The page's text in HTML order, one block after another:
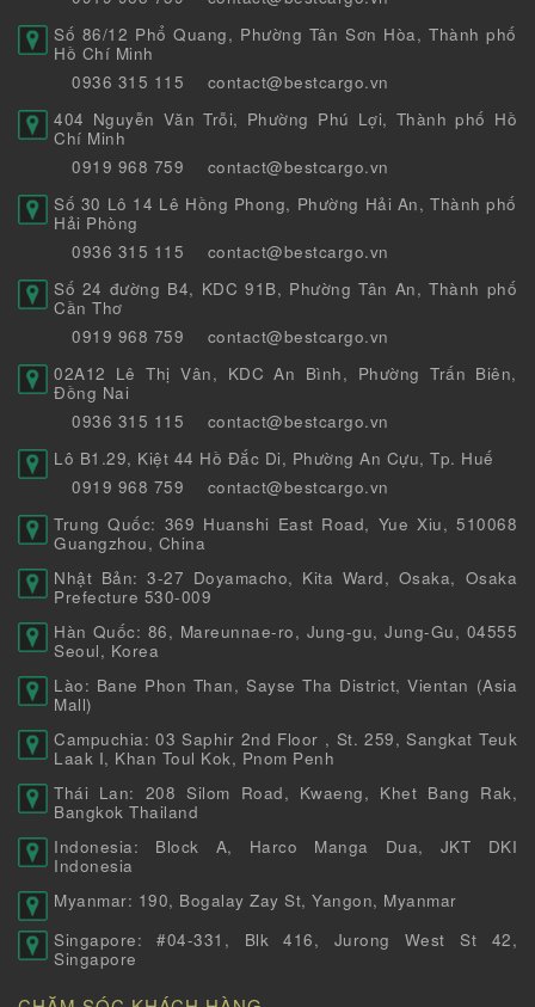
Số 86/12 Phổ Quang, Phường Tân Sơn Hòa, Thành phố
Hồ Chí Minh
0936 315 115
contact@bestcargo.vn
404 Nguyễn Văn Trỗi, Phường Phú Lợi, Thành phố Hồ
Chí Minh
0919 968 759
contact@bestcargo.vn
Số 30 Lô 14 Lê Hồng Phong, Phường Hải An, Thành phố
Hải Phòng
0936 315 115
contact@bestcargo.vn
Số 24 đường B4, KDC 91B, Phường Tân An, Thành phố
Cần Thơ
0919 968 759
contact@bestcargo.vn
02A12 Lê Thị Vân, KDC An Bình, Phường Trấn Biên,
Đồng Nai
0936 315 115
contact@bestcargo.vn
Lô B1.29, Kiệt 44 Hồ Đắc Di, Phường An Cựu, Tp. Huế
0919 968 759
contact@bestcargo.vn
Trung Quốc: 369 Huanshi East Road, Yue Xiu, 510068
Guangzhou, China
Nhật Bản: 3-27 Doyamacho, Kita Ward, Osaka, Osaka
Prefecture 530-009
Hàn Quốc: 86, Mareunnae-ro, Jung-gu, Jung-Gu, 04555
Seoul, Korea
Lào: Bane Phon Than, Sayse Tha District, Vientan (Asia
Mall)
Campuchia: 03 Saphir 2nd Floor , St. 259, Sangkat Teuk
Laak I, Khan Toul Kok, Pnom Penh
Thái Lan: 208 Silom Road, Kwaeng, Khet Bang Rak,
Bangkok Thailand
Indonesia: Block A, Harco Manga Dua, JKT DKI
Indonesia
Myanmar: 190, Bogalay Zay St, Yangon, Myanmar
Singapore: #04-331, Blk 416, Jurong West St 42,
Singapore